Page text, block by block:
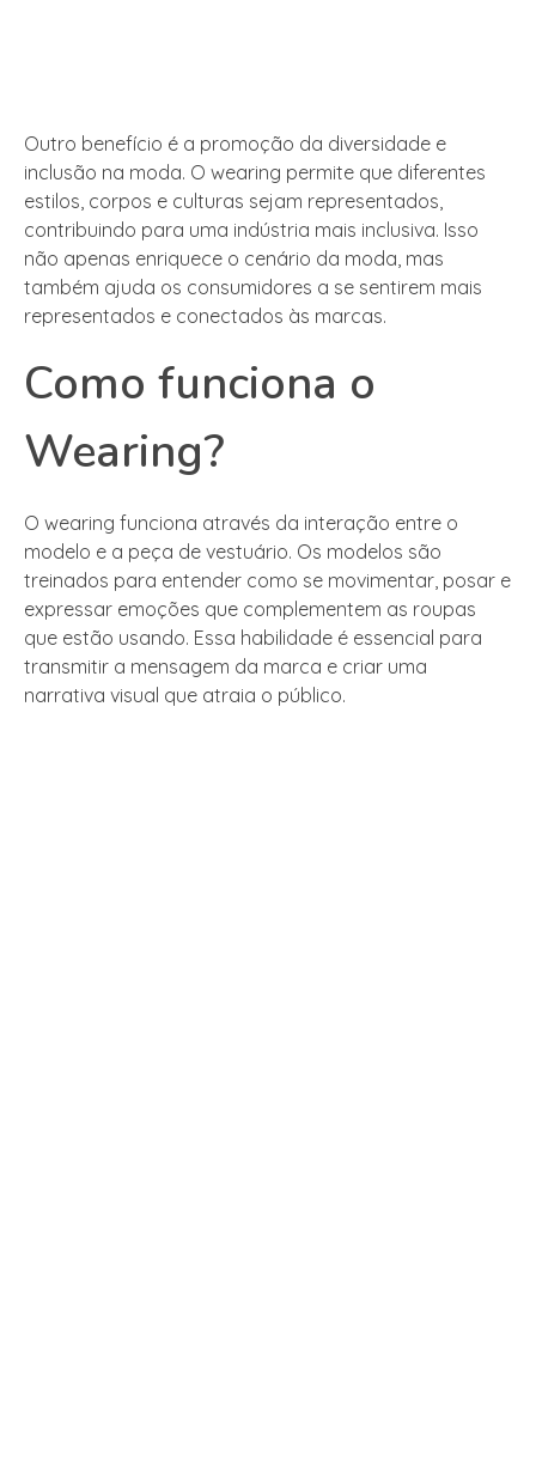
Outro benefício é a promoção da diversidade e
inclusão na moda. O wearing permite que diferentes
estilos, corpos e culturas sejam representados,
contribuindo para uma indústria mais inclusiva. Isso
não apenas enriquece o cenário da moda, mas
também ajuda os consumidores a se sentirem mais
representados e conectados às marcas.
Como funciona o
Wearing?
O wearing funciona através da interação entre o
modelo e a peça de vestuário. Os modelos são
treinados para entender como se movimentar, posar e
expressar emoções que complementem as roupas
que estão usando. Essa habilidade é essencial para
transmitir a mensagem da marca e criar uma
narrativa visual que atraia o público.